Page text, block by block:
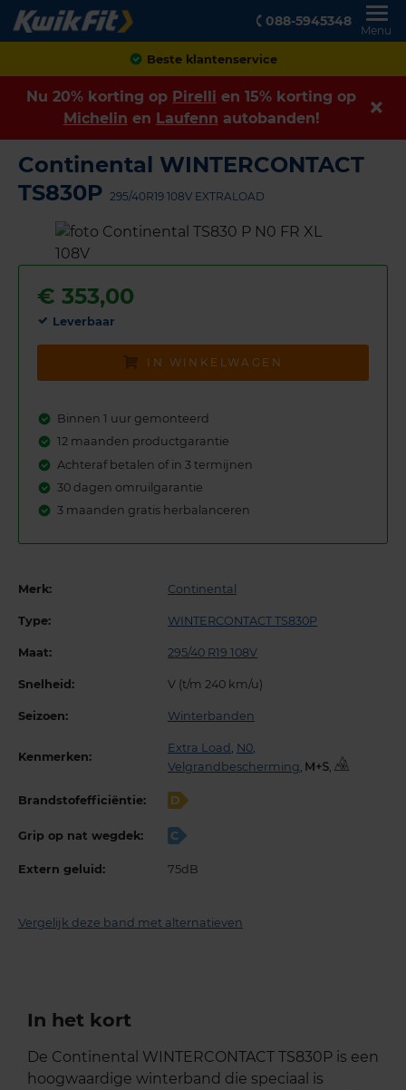
088-5945348
Menu
Achteraf betalen
Nu 20% korting op Pirelli en 15% korting op
Michelin en Laufenn autobanden!
Continental WINTERCONTACT
TS830P 295/40R19 108V EXTRALOAD
€ 353,00
Leverbaar
IN WINKELWAGEN
Binnen 1 uur gemonteerd
12 maanden productgarantie
Achteraf betalen of in 3 termijnen
30 dagen omruilgarantie
3 maanden gratis herbalanceren
Merk: Continental
Type: WINTERCONTACT TS830P
Maat: 295/40 R19 108V
Snelheid: V (t/m 240 km/u)
Seizoen: Winterbanden
Kenmerken:
Extra Load N0
Velgrandbescherming
,
Brandstofefficiëntie: D
Grip op nat wegdek: C
Extern geluid: 75dB
Vergelijk deze band met alternatieven
In het kort
De Continental WINTERCONTACT TS830P is een
hoogwaardige winterband die speciaal is